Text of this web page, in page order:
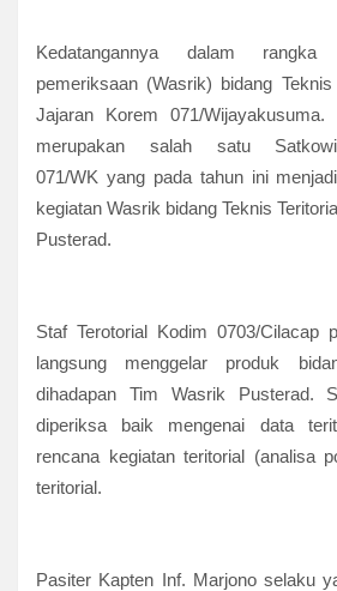
Kedatangannya dalam rangka
pemeriksaan (Wasrik) bidang
Jajaran Korem 071/Wijayakusuma.
merupakan salah satu
071/WK yang pada tahun ini
kegiatan Wasrik bidang Teknis
Pusterad.
Staf Terotorial Kodim 0703/Cilacap
langsung menggelar produk
dihadapan Tim Wasrik Pusterad.
diperiksa baik mengenai data
rencana kegiatan teritorial (analisa
teritorial.
Pasiter Kapten Inf. Marjono selaku